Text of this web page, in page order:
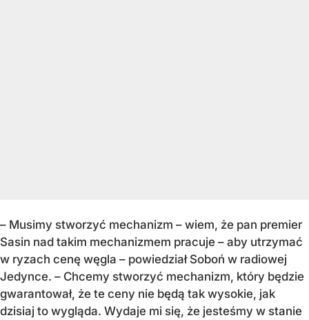
– Musimy stworzyć mechanizm – wiem, że pan premier
Sasin nad takim mechanizmem pracuje – aby utrzymać
w ryzach cenę węgla – powiedział Soboń w radiowej
Jedynce. – Chcemy stworzyć mechanizm, który będzie
gwarantował, że te ceny nie będą tak wysokie, jak
dzisiaj to wygląda. Wydaje mi się, że jesteśmy w stanie